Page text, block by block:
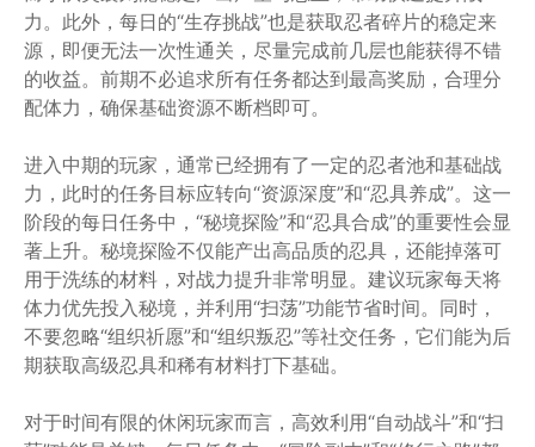
力。此外，每日的“生存挑战”也是获取忍者碎片的稳定来
源，即便无法一次性通关，尽量完成前几层也能获得不错
的收益。前期不必追求所有任务都达到最高奖励，合理分
配体力，确保基础资源不断档即可。
进入中期的玩家，通常已经拥有了一定的忍者池和基础战
力，此时的任务目标应转向“资源深度”和“忍具养成”。这一
阶段的每日任务中，“秘境探险”和“忍具合成”的重要性会显
著上升。秘境探险不仅能产出高品质的忍具，还能掉落可
用于洗练的材料，对战力提升非常明显。建议玩家每天将
体力优先投入秘境，并利用“扫荡”功能节省时间。同时，
不要忽略“组织祈愿”和“组织叛忍”等社交任务，它们能为后
期获取高级忍具和稀有材料打下基础。
对于时间有限的休闲玩家而言，高效利用“自动战斗”和“扫